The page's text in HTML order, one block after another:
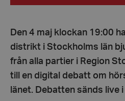
Den 4 maj klockan 19:00
distrikt i Stockholms län
från alla partier i Region
till en digital debatt om
länet. Debatten sänds live